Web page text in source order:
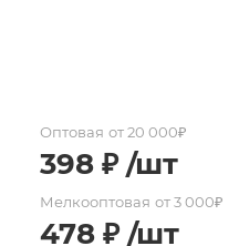
Оптовая от 20 000₽
398 ₽ /шт
Мелкооптовая от 3 000₽
478 ₽ /шт